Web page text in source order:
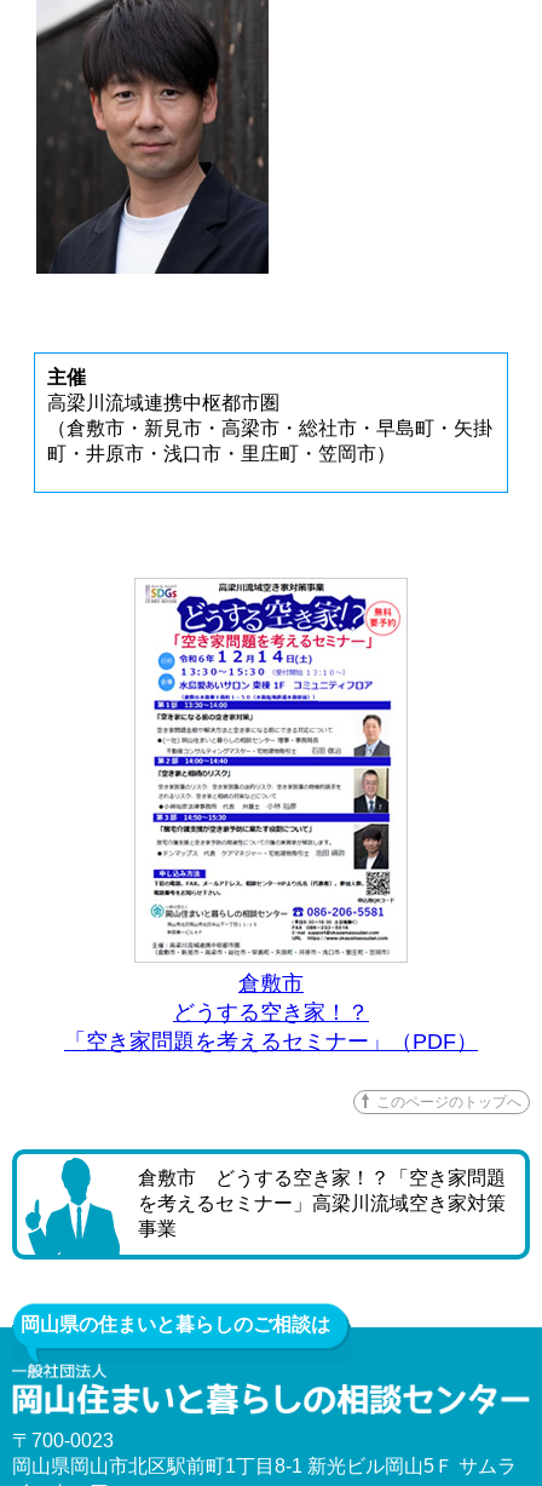
主催
高梁川流域連携中枢都市圏
（倉敷市・新見市・高梁市・総社市・早島町・矢掛
町・井原市・浅口市・里庄町・笠岡市）
倉敷市
どうする空き家！？
「空き家問題を考えるセミナー」（PDF）
このページのトップへ
倉敷市 どうする空き家！？「空き家問題
を考えるセミナー」高梁川流域空き家対策
事業
岡山県の住まいと暮らしのご相談は
〒700-0023
岡山県岡山市北区駅前町1丁目8-1 新光ビル岡山5Ｆ サムラ